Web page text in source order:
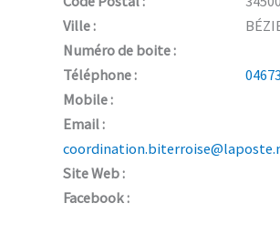
Ville :
Numéro de boite :
Téléphone :
Mobile :
Email :
Site Web :
Facebook :